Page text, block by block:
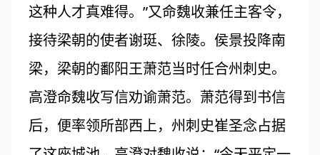
这种人才真难得。”又命魏收兼任主客令，
接待梁朝的使者谢珽、徐陵。侯景投降南
梁，梁朝的鄱阳王萧范当时任合州刺史。
高澄命魏收写信劝谕萧范。萧范得到书信
后，便率领所部西上，州刺史崔圣念占据